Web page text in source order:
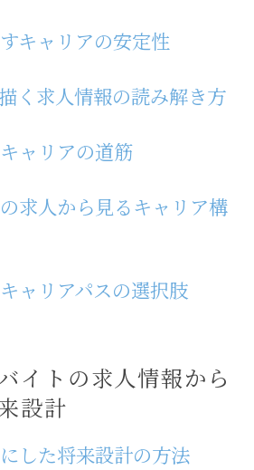
キャリアの安定性
く求人情報の読み解き方
ャリアの道筋
求人から見るキャリア構
ャリアパスの選択肢
イトの求人情報から
設計
した将来設計の方法